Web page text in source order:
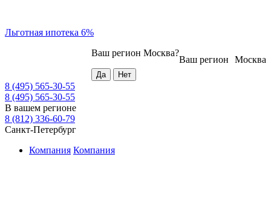
Льготная ипотека 6%
Москва
Ваш регион
Ваш регион Москва?
8 (495) 565-30-55
8 (495) 565-30-55
В вашем регионе
8 (812) 336-60-79
Санкт-Петербург
Компания Компания